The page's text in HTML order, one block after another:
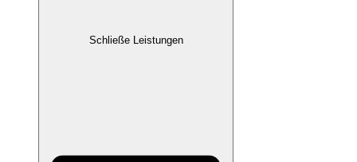
Schließe Leistungen